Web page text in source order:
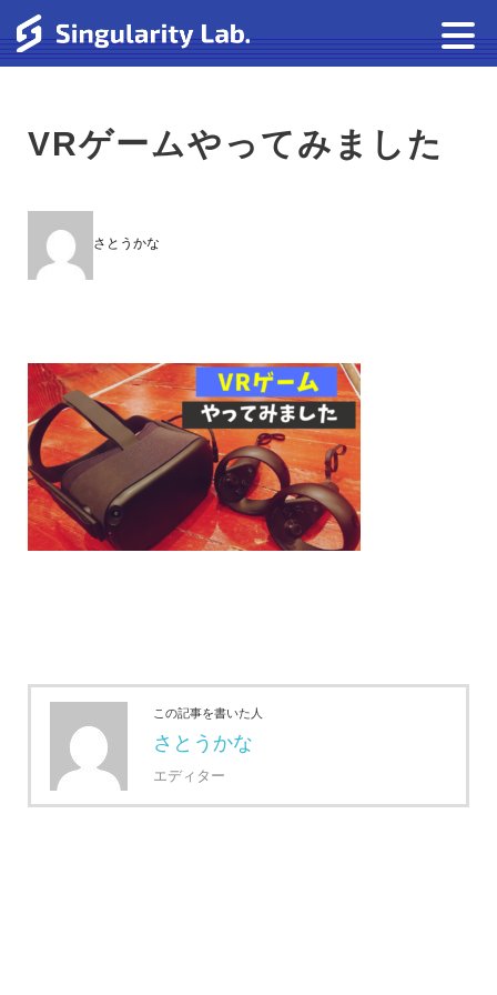
VRゲームやってみました
さとうかな
この記事を書いた人
さとうかな
エディター